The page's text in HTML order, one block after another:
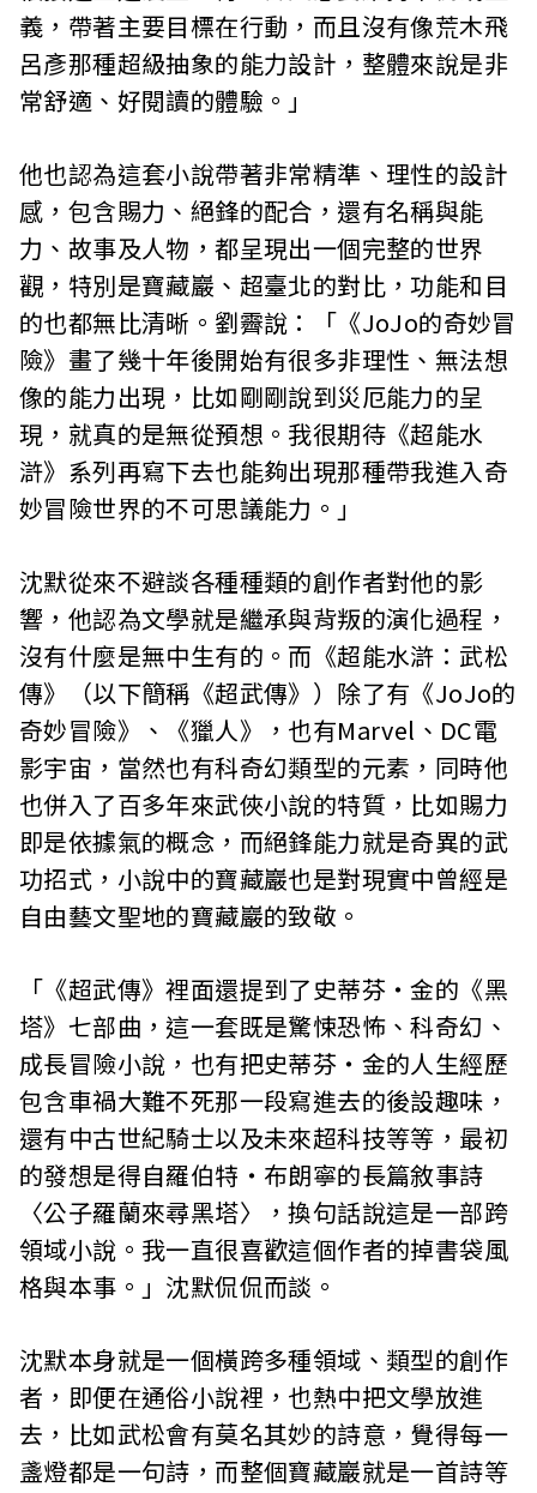
義，帶著主要目標在行動，而且沒有像荒木飛
呂彥那種超級抽象的能力設計，整體來說是非
常舒適、好閱讀的體驗。」
他也認為這套小說帶著非常精準、理性的設計
感，包含賜力、絕鋒的配合，還有名稱與能
力、故事及人物，都呈現出一個完整的世界
觀，特別是寶藏巖、超臺北的對比，功能和目
的也都無比清晰。劉霽說：「《JoJo的奇妙冒
險》畫了幾十年後開始有很多非理性、無法想
像的能力出現，比如剛剛說到災厄能力的呈
現，就真的是無從預想。我很期待《超能水
滸》系列再寫下去也能夠出現那種帶我進入奇
妙冒險世界的不可思議能力。」
沈默從來不避談各種種類的創作者對他的影
響，他認為文學就是繼承與背叛的演化過程，
沒有什麼是無中生有的。而《超能水滸：武松
傳》（以下簡稱《超武傳》）除了有《JoJo的
奇妙冒險》、《獵人》，也有Marvel、DC電
影宇宙，當然也有科奇幻類型的元素，同時他
也併入了百多年來武俠小說的特質，比如賜力
即是依據氣的概念，而絕鋒能力就是奇異的武
功招式，小說中的寶藏巖也是對現實中曾經是
自由藝文聖地的寶藏巖的致敬。
「《超武傳》裡面還提到了史蒂芬‧金的《黑
塔》七部曲，這一套既是驚悚恐怖、科奇幻、
成長冒險小說，也有把史蒂芬‧金的人生經歷
包含車禍大難不死那一段寫進去的後設趣味，
還有中古世紀騎士以及未來超科技等等，最初
的發想是得自羅伯特‧布朗寧的長篇敘事詩
〈公子羅蘭來尋黑塔〉，換句話說這是一部跨
領域小說。我一直很喜歡這個作者的掉書袋風
格與本事。」沈默侃侃而談。
沈默本身就是一個橫跨多種領域、類型的創作
者，即便在通俗小說裡，也熱中把文學放進
去，比如武松會有莫名其妙的詩意，覺得每一
盞燈都是一句詩，而整個寶藏巖就是一首詩等